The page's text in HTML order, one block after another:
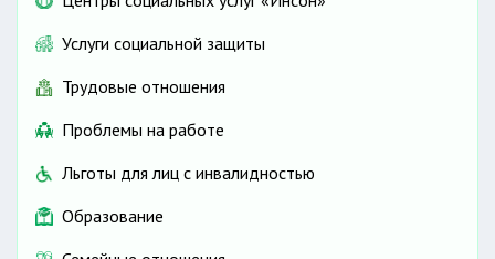
Услуги социальной защиты
Трудовые отношения
Проблемы на работе
Льготы для лиц с инвалидностью
Образование